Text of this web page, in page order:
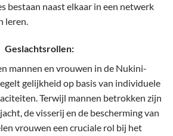
bestaan ​​naast elkaar in een netwerk
leren.
Geslachtsrollen:
mannen en vrouwen in de Nukini-
gelijkheid op basis van individuele
Terwijl mannen betrokken zijn
de visserij en de bescherming van
vrouwen een cruciale rol bij het